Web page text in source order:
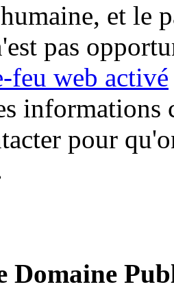
et le
pas
feu web activé
informations
pour
Domaine